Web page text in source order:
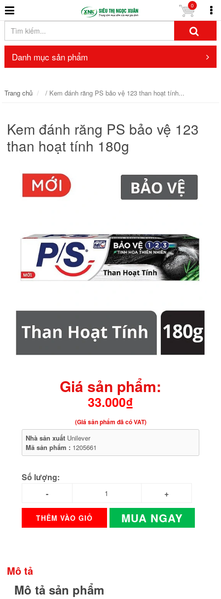
0
Danh mục sản phẩm
Trang chủ / Kem đánh răng PS bảo vệ 123 than hoạt tính...
Kem đánh răng PS bảo vệ 123
than hoạt tính 180g
Giá sản phẩm:
33.000₫
(Giá sản phẩm đã có VAT)
Nhà sản xuất Unilever
Mã sản phẩm : 1205661
Số lượng:
THÊM VÀO GIỎ MUA NGAY
Mô tả
Mô tả sản phẩm